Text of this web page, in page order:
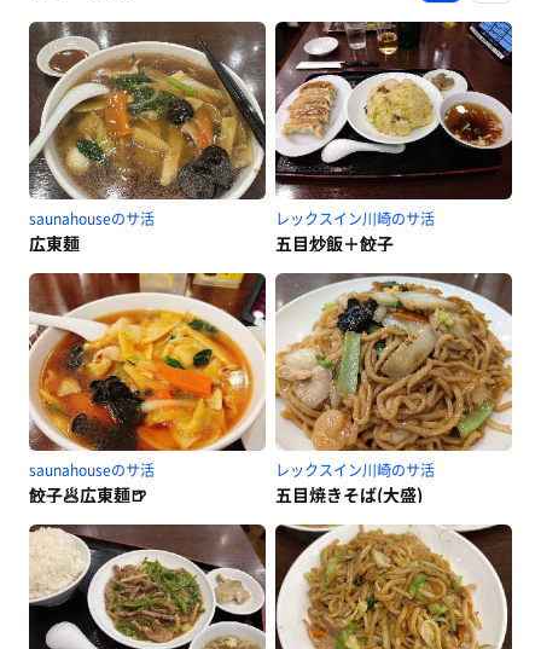
saunahouseのサ活
広東麺
レックスイン川崎のサ活
五目炒飯＋餃子
saunahouseのサ活
餃子🥟広東麺🍺
レックスイン川崎のサ活
五目焼きそば(大盛)